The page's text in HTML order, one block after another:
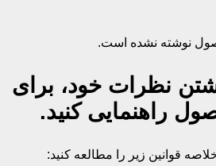
نوشته نشده است.
نظرات خود، برای
راهنمایی کنید.
قوانین زیر را مطالعه کنید: